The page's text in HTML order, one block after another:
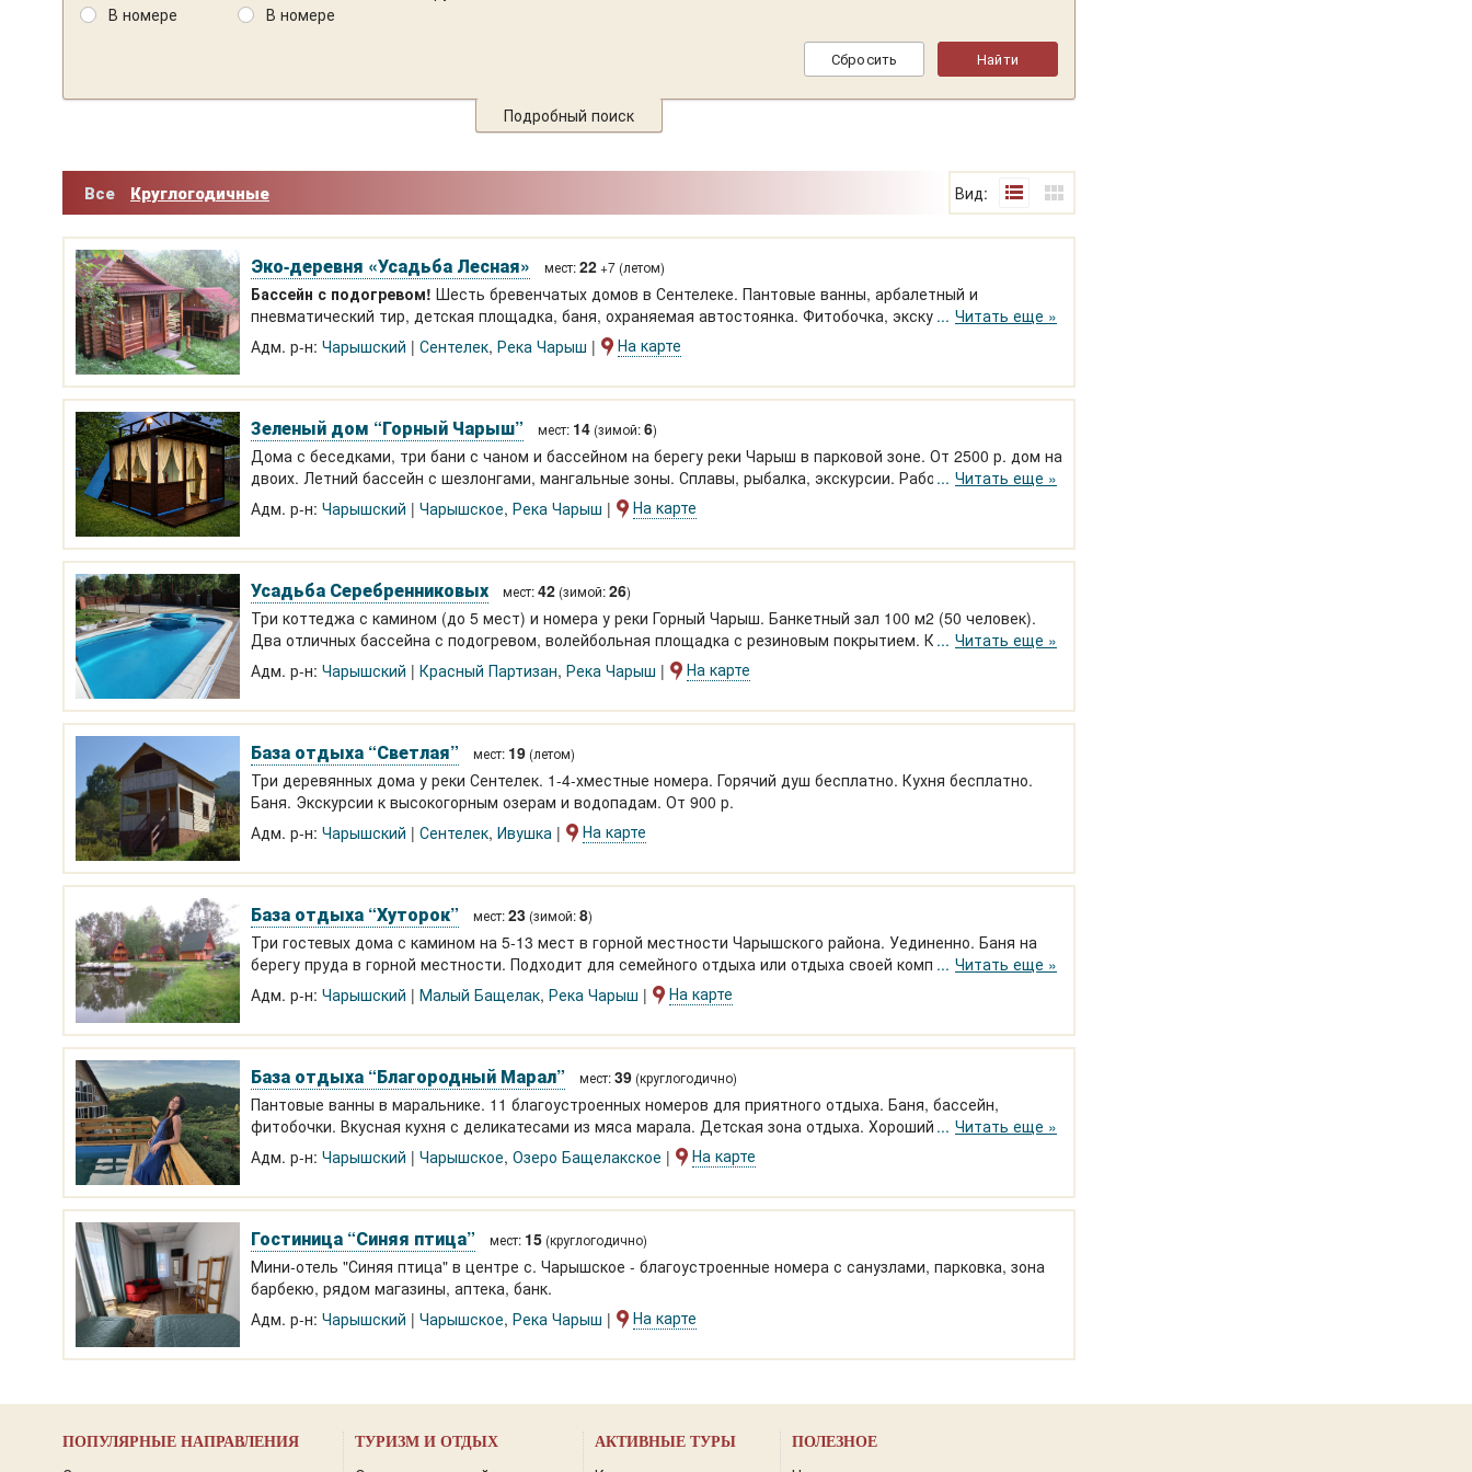
В номере
В номере
Подробный поиск
Все Круглогодичные Вид:
Эко-деревня «Усадьба Лесная» мест:22+7 (летом)
Бассейн с подогревом! Шесть бревенчатых домов в Сентелеке. Пантовые ванны, арбалетный и
пневматический тир, детская площадка, баня, охраняемая автостоянка. Фитобочка, экскурсии, сплав,
конные прогулки. 1080-2500 р.
Читать еще »
Адм. р-н: Чарышский Сентелек, Река Чарыш На карте
Зеленый дом “Горный Чарыш” мест: 14 (зимой:6)
Дома с беседками, три бани с чаном и бассейном на берегу реки Чарыш в парковой зоне. От 2500 р. дом на
двоих. Летний бассейн с шезлонгами, мангальные зоны. Сплавы, рыбалка, экскурсии. Работаем
круглогодично.
Читать еще »
Адм. р-н: Чарышский Чарышское, Река Чарыш На карте
Усадьба Серебренниковых мест:42 (зимой:26)
Три коттеджа с камином (до 5 мест) и номера у реки Горный Чарыш. Банкетный зал 100 м2 (50 человек).
Два отличных бассейна с подогревом, волейбольная площадка с резиновым покрытием. Круглогодично.
Кафе с поваром, баня, барбекю, спортплощадка!! Заказ питания. Скидки. От 1000 р.
Читать еще »
Адм. р-н: Чарышский Красный Партизан, Река Чарыш На карте
База отдыха “Светлая” мест: 19 (летом)
Три деревянных дома у реки Сентелек. 1-4-хместные номера. Горячий душ бесплатно. Кухня бесплатно.
Баня. Экскурсии к высокогорным озерам и водопадам. От 900 р.
Адм. р-н: Чарышский Сентелек, Ивушка На карте
База отдыха “Хуторок” мест:23 (зимой:8)
Три гостевых дома с камином на 5-13 мест в горной местности Чарышского района. Уединенно. Баня на
берегу пруда в горной местности. Подходит для семейного отдыха или отдыха своей компанией. Летом 23
места, зимой 8. От 4000 дом (до 5 чел.)
Читать еще »
Адм. р-н: Чарышский Малый Бащелак, Река Чарыш На карте
База отдыха “Благородный Марал” мест:39 (круглогодично)
Пантовые ванны в маральнике. 11 благоустроенных номеров для приятного отдыха. Баня, бассейн,
фитобочки. Вкусная кухня с деликатесами из мяса марала. Детская зона отдыха. Хороший сон и питание
фермерскими продуктами наполнят вас энергией. Массаж от мануального терапевта.
Читать еще »
Адм. р-н: Чарышский Чарышское, Озеро Бащелакское На карте
Гостиница “Синяя птица” мест: 15 (круглогодично)
Мини-отель "Синяя птица" в центре с. Чарышское - благоустроенные номера с санузлами, парковка, зона
барбекю, рядом магазины, аптека, банк.
Адм. р-н: Чарышский Чарышское, Река Чарыш На карте
ПОПУЛЯРНЫЕ НАПРАВЛЕНИЯ ТУРИЗМ И ОТДЫХ АКТИВНЫЕ ТУРЫ ПОЛЕЗНОЕ